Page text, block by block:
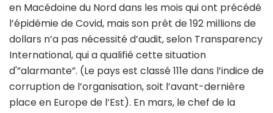
en Macédoine du Nord dans les mois qui ont précédé
l’épidémie de Covid, mais son prêt de 192 millions de
dollars n’a pas nécessité d’audit, selon Transparency
International, qui a qualifié cette situation
d'”alarmante”. (Le pays est classé 111e dans l’indice de
corruption de l’organisation, soit l’avant-dernière
place en Europe de l’Est). En mars, le chef de la